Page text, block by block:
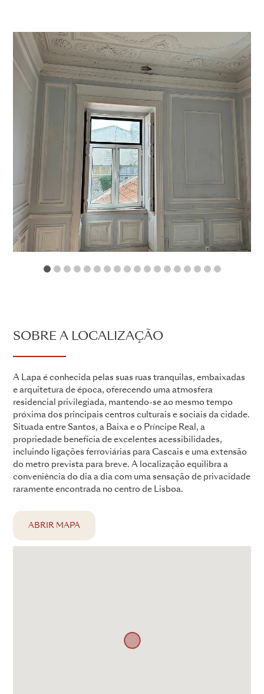
1 2 3 4 5 6 7 8 9 1011 12131415
SOBRE A LOCALIZAÇÃO
A Lapa é conhecida pelas suas ruas tranquilas, embaixadas
e arquitetura de época, oferecendo uma atmosfera
residencial privilegiada, mantendo-se ao mesmo tempo
próxima dos principais centros culturais e sociais da cidade.
Situada entre Santos, a Baixa e o Príncipe Real, a
propriedade beneficia de excelentes acessibilidades,
incluindo ligações ferroviárias para Cascais e uma extensão
do metro prevista para breve. A localização equilibra a
conveniência do dia a dia com uma sensação de privacidade
raramente encontrada no centro de Lisboa.
ABRIR MAPA